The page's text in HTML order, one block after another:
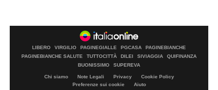
LIBERO VIRGILIO PAGINEGIALLE PGCASA
PAGINEBIANCHE
PAGINEBIANCHE SALUTE
TUTTOCITTÀ DILEI SIVIAGGIA
QUIFINANZA
BUONISSIMO
SUPEREVA
Chi siamo Note Legali Privacy
Cookie Policy
Preferenze sui cookie
Aiuto